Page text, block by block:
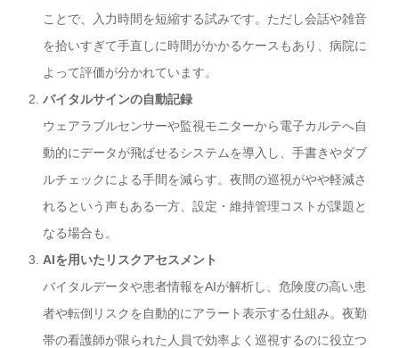
ことで、入力時間を短縮する試みです。ただし会話や雑音
を拾いすぎて手直しに時間がかかるケースもあり、病院に
よって評価が分かれています。
バイタルサインの自動記録
ウェアラブルセンサーや監視モニターから電子カルテへ自
動的にデータが飛ばせるシステムを導入し、手書きやダブ
ルチェックによる手間を減らす。夜間の巡視がやや軽減さ
れるという声もある一方、設定・維持管理コストが課題と
なる場合も。
AIを用いたリスクアセスメント
バイタルデータや患者情報をAIが解析し、危険度の高い患
者や転倒リスクを自動的にアラート表示する仕組み。夜勤
帯の看護師が限られた人員で効率よく巡視するのに役立つ